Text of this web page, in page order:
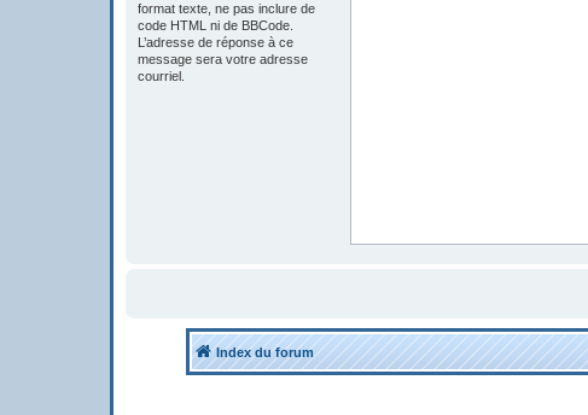
format texte, ne pas inclure de
code HTML ni de BBCode.
L’adresse de réponse à ce
message sera votre adresse
courriel.
Index du forum